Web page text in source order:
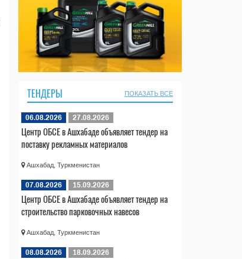
ТЕНДЕРЫ ПОКАЗАТЬ ВСЕ
06.08.2026 27.08.2026
Центр ОБСЕ в Ашхабаде объявляет тендер на
поставку рекламных материалов
Ашхабад, Туркменистан
07.08.2026 15.09.2026
Центр ОБСЕ в Ашхабаде объявляет тендер на
строительство парковочных навесов
Ашхабад, Туркменистан
08.08.2026 18.09.2026